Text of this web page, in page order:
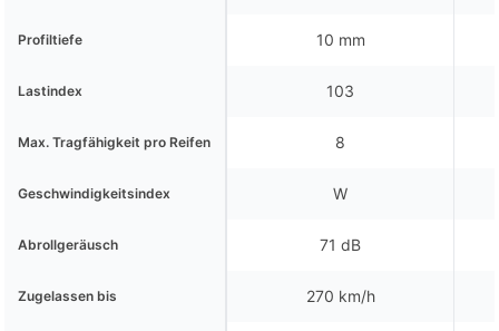
Profiltiefe 10 mm
Lastindex 103
Max. Tragfähigkeit pro Reifen 8
Geschwindigkeitsindex W
Abrollgeräusch 71 dB
Zugelassen bis 270 km/h